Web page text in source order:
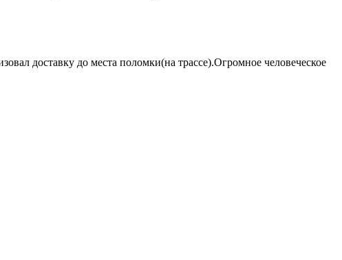
доставку до места поломки(на трассе).Огромное человеческое